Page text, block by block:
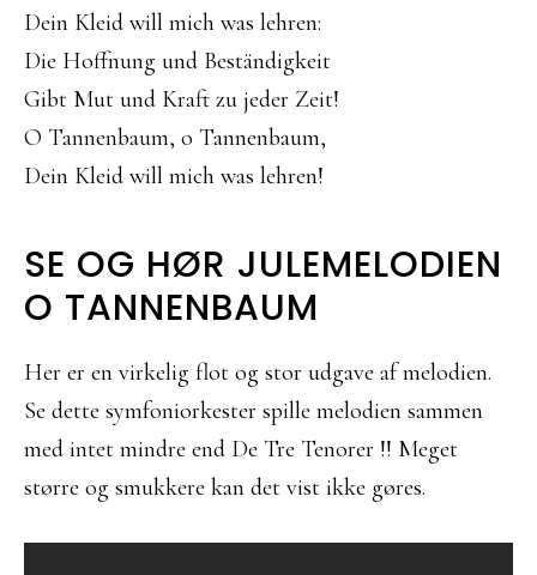
Dein Kleid will mich was lehren:
Die Hoffnung und Beständigkeit
Gibt Mut und Kraft zu jeder Zeit!
O Tannenbaum, o Tannenbaum,
Dein Kleid will mich was lehren!
SE OG HØR JULEMELODIEN
O TANNENBAUM
Her er en virkelig flot og stor udgave af melodien.
Se dette symfoniorkester spille melodien sammen
med intet mindre end De Tre Tenorer !! Meget
større og smukkere kan det vist ikke gøres.